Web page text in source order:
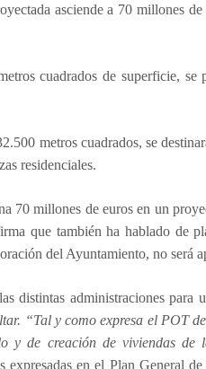
asciende a 70 millones
cuadrados de superficie,
metros cuadrados, se
residenciales.
millones de euros en un
que también ha hablado de
del Ayuntamiento, no será
distintas administraciones para
“Tal y como expresa el POT
y de creación de viviendas
expresadas en el Plan General